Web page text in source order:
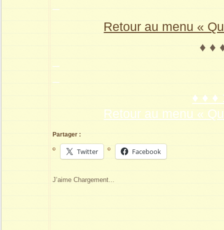
–
Retour au menu «
♦ ♦
–
–
♦ ♦ ♦
Retour au menu «
Partager :
Twitter Facebook
J’aime Chargement...